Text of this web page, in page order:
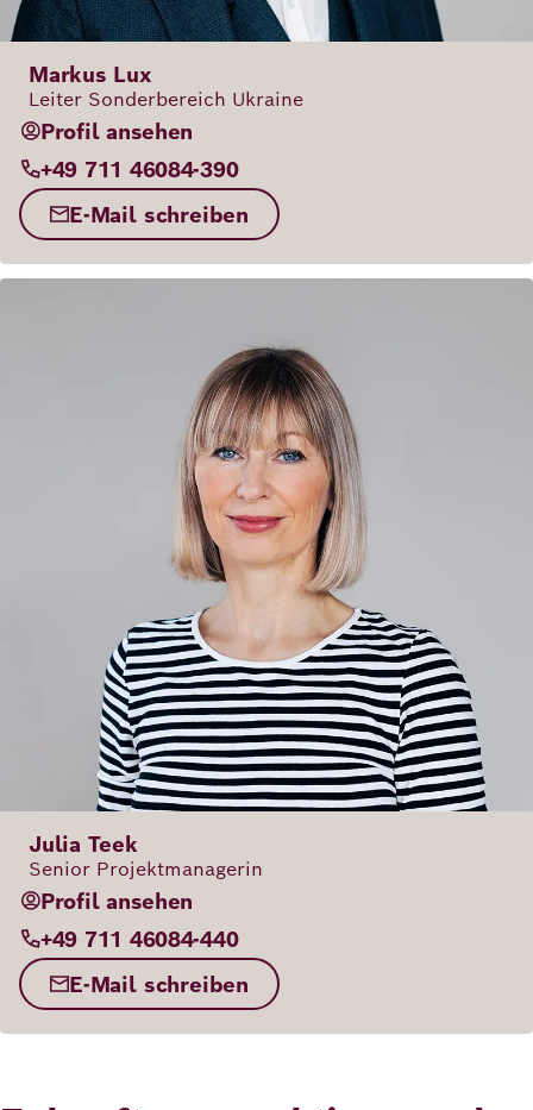
Markus Lux
Leiter Sonderbereich Ukraine
Profil ansehen
+49 711 46084-390
E-Mail schreiben
Bild
Julia Teek
Senior Projektmanagerin
Profil ansehen
+49 711 46084-440
E-Mail schreiben